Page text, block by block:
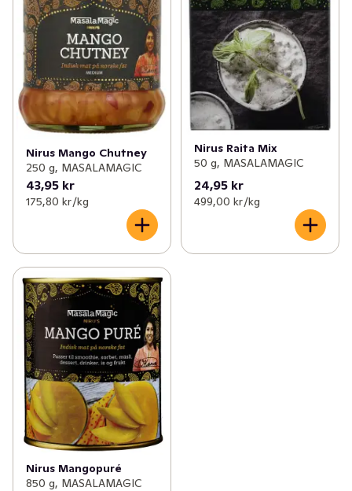
Nirus Mango Chutney
250 g, MASALAMAGIC
43,95 kr
175,80 kr /kg
Nirus Raita Mix
50 g, MASALAMAGIC
24,95 kr
499,00 kr /kg
Nirus Mangopuré
850 g, MASALAMAGIC